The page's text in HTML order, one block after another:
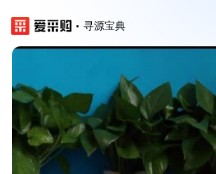
寻源宝典